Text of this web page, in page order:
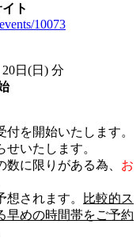
ト
10073
日(日) 分
を開始いたします。
いたします。
に限りがある為、 お
されます。
比較的ス
早めの時間帯をご予約